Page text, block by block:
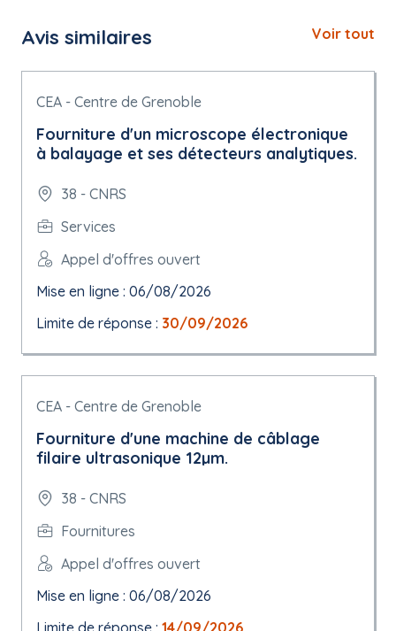
Avis similaires Voir tout
CEA - Centre de Grenoble
Fourniture d'un microscope électronique
à balayage et ses détecteurs analytiques.
38 - CNRS
Services
Appel d'offres ouvert
Mise en ligne : 06/08/2026
Limite de réponse : 30/09/2026
CEA - Centre de Grenoble
Fourniture d'une machine de câblage
filaire ultrasonique 12µm.
38 - CNRS
Fournitures
Appel d'offres ouvert
Mise en ligne : 06/08/2026
Limite de réponse : 14/09/2026